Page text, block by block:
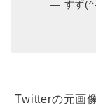
— すず
Twitterの元画